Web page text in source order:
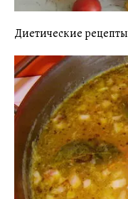
Диетические рецепты